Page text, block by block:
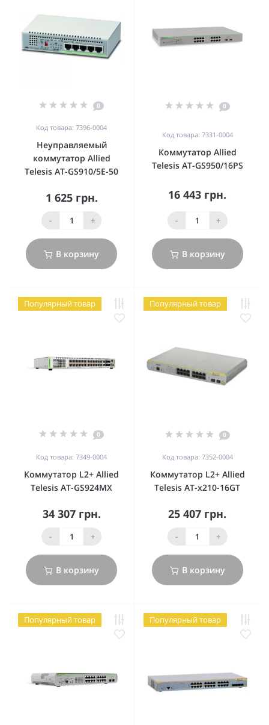
0
Код товара: 7396-0004
Неуправляемый
коммутатор Allied
Telesis AT-GS910/5E-50
1 625 грн.
- +
В корзину
0
Код товара: 7331-0004
Коммутатор Allied
Telesis AT-GS950/16PS
16 443 грн.
- +
В корзину
Популярный товар
0
Код товара: 7349-0004
Коммутатор L2+ Allied
Telesis AT-GS924MX
34 307 грн.
- +
В корзину
Популярный товар
0
Код товара: 7352-0004
Коммутатор L2+ Allied
Telesis АТ-х210-16GT
25 407 грн.
- +
В корзину
Популярный товар Популярный товар